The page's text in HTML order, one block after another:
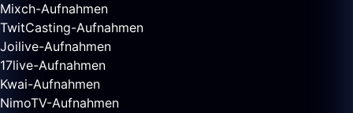
Mixch-Aufnahmen
TwitCasting-Aufnahmen
Joilive-Aufnahmen
17live-Aufnahmen
Kwai-Aufnahmen
NimoTV-Aufnahmen